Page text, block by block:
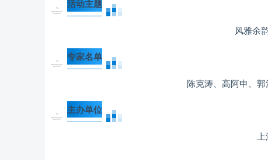
活动主题
风雅余
专家名单
陈克涛、高阿申、
主办单位
上